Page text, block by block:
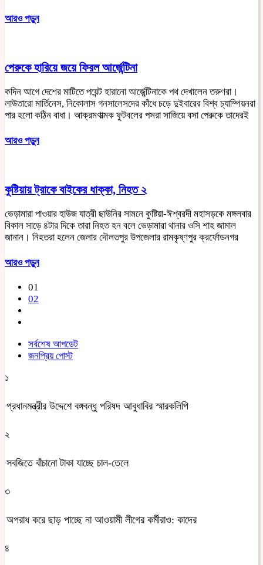
আরও পড়ুন
পেরুকে হারিয়ে জয়ে ফিরল আর্জেন্টিনা
কদিন আগে দেশের মাটিতে পয়েন্ট হারানো আর্জেন্টিনাকে পথ দেখালেন তরুণরা।
লাউতারো মার্তিনেস, নিকোলাস গনসালেসদের কাঁধে চড়ে দুইবারের বিশ্ব চ্যাম্পিয়নরা
পার হলো কঠিন বাধা। আক্রমণাত্মক ফুটবলের পসরা সাজিয়ে বসা পেরুকে তাদেরই
আরও পড়ুন
কুষ্টিয়ায় ট্রাকে বাইকের ধাক্কা, নিহত ২
ভেড়ামারা পাওয়ার হাউজ যাত্রী ছাউনির সামনে কুষ্টিয়া-ঈশ্বরদী মহাসড়কে মঙ্গলবার
বিকাল সাড়ে ৪টার দিকে তারা নিহত হন বলে ভেড়ামারা থানার ওসি শাহ জামাল
জানান। নিহতরা হলেন জেলার দৌলতপুর উপজেলার রামকৃষ্ণপুর ক্রর্ফোডনগর
আরও পড়ুন
01
02
সর্বশেষ আপডেট
জনপ্রিয় পোস্ট
১
প্রধানমন্ত্রীর উদ্দেশে বঙ্গবন্ধু পরিষদ আবুধাবির স্মারকলিপি
২
সবজিতে বাঁচানো টাকা যাচ্ছে চাল-তেলে
৩
অপরাধ করে ছাড় পাচ্ছে না আওয়ামী লীগের কর্মীরাও: কাদের
৪